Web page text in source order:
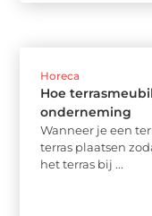
Horeca
Hoe
onderneming
Wanneer je een
terras plaatsen
het terras bij ...